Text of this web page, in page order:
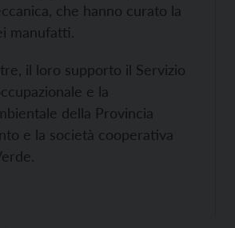
che hanno curato la
manufatti.
il loro supporto il Servizio
e la
della Provincia
e la società cooperativa